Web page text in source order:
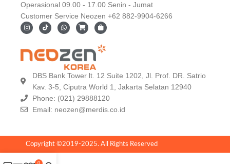
Operasional 09.00 - 17.00 Senin - Jumat
Customer Service Neozen +62 882-9904-6266
DBS Bank Tower lt. 12 Suite 1202, Jl. Prof. DR. Satrio
Kav. 3-5, Ciputra World 1, Jakarta Selatan 12940
Phone: (021) 29888120
Email: neozen@merdis.co.id
Copyright ©2019-2025. All Rights Reserved
0